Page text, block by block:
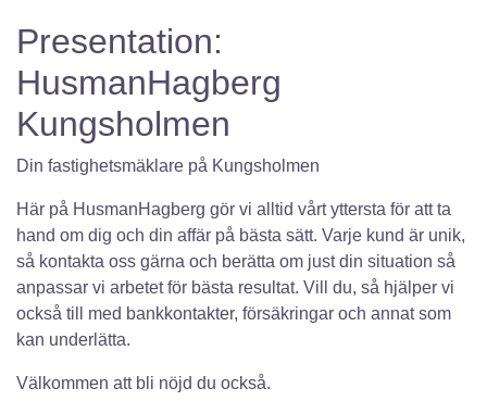
Presentation:
HusmanHagberg
Kungsholmen
Din fastighetsmäklare på Kungsholmen
Här på HusmanHagberg gör vi alltid vårt yttersta för att ta
hand om dig och din affär på bästa sätt. Varje kund är unik,
så kontakta oss gärna och berätta om just din situation så
anpassar vi arbetet för bästa resultat. Vill du, så hjälper vi
också till med bankkontakter, försäkringar och annat som
kan underlätta.
Välkommen att bli nöjd du också.